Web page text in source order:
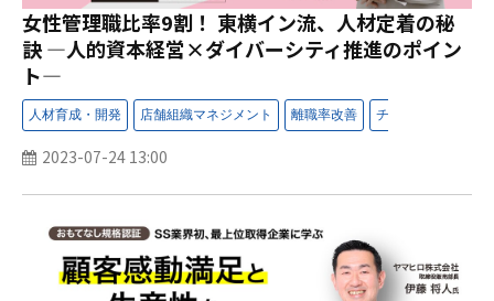
女性管理職比率9割！ 東横イン流、人材定着の秘
訣 ―人的資本経営×ダイバーシティ推進のポイン
ト―
2023-07-24 13:00